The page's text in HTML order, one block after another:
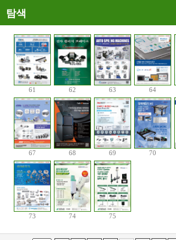
탐색
61 62 63 64
67 68 69 70
73 74 75